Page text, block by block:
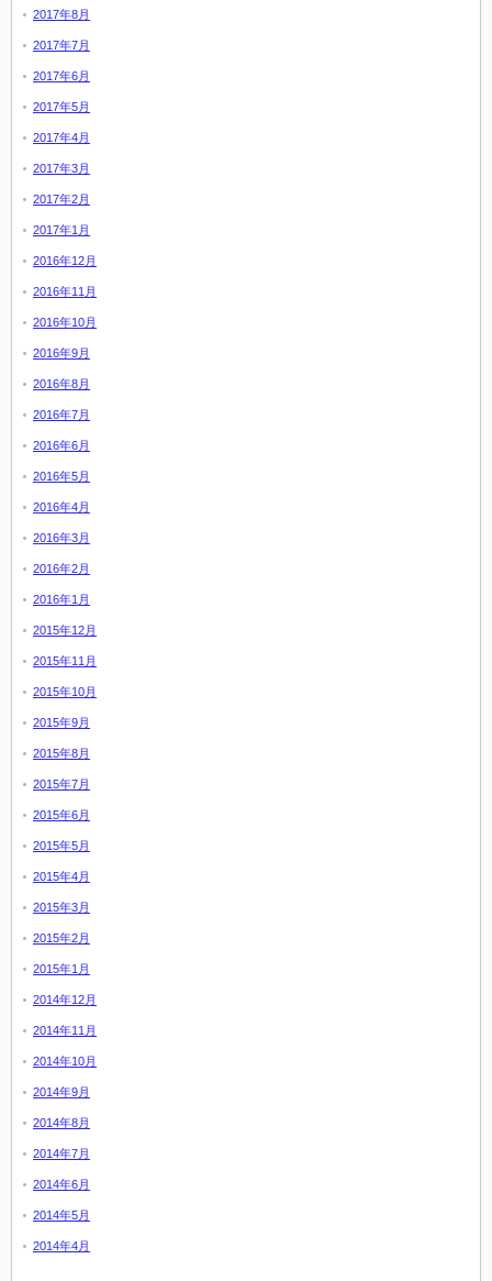
2017年8月
2017年7月
2017年6月
2017年5月
2017年4月
2017年3月
2017年2月
2017年1月
2016年12月
2016年11月
2016年10月
2016年9月
2016年8月
2016年7月
2016年6月
2016年5月
2016年4月
2016年3月
2016年2月
2016年1月
2015年12月
2015年11月
2015年10月
2015年9月
2015年8月
2015年7月
2015年6月
2015年5月
2015年4月
2015年3月
2015年2月
2015年1月
2014年12月
2014年11月
2014年10月
2014年9月
2014年8月
2014年7月
2014年6月
2014年5月
2014年4月